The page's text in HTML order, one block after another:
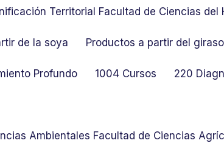
Territorial Facultad de Ciencias del
de la soya Productos a partir del girasol
Profundo 1004 Cursos 220
Ambientales Facultad de Ciencias